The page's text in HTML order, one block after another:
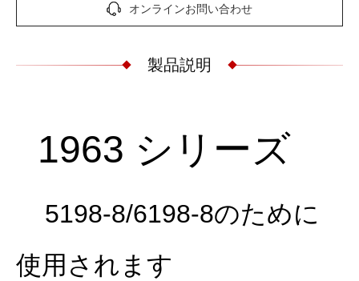
オンラインお問い合わせ
製品説明
1963 シリーズ
5198-8/6198-8のために
使用されます